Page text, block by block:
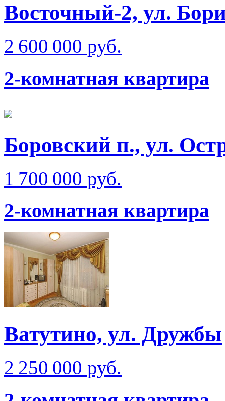
Восточный-2, ул.
2 600 000 руб.
2-комнатная квартира
Боровский п., ул.
1 700 000 руб.
2-комнатная квартира
Ватутино, ул. Дружбы
2 250 000 руб.